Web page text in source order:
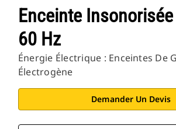
Enceinte
60 Hz
Énergie Électrique : Enceintes De
Électrogène
Demander Un Devis